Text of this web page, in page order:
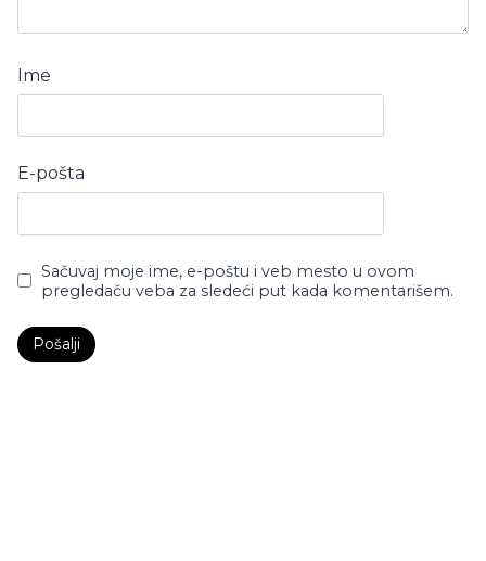
Ime
E-pošta
Sačuvaj moje ime, e-poštu i veb mesto u ovom
pregledaču veba za sledeći put kada komentarišem.